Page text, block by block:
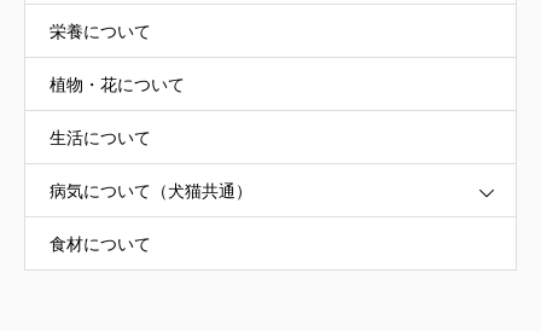
栄養について
植物・花について
生活について
病気について（犬猫共通）
食材について